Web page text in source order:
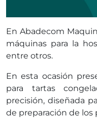
En Abadecom
máquinas para la
entre otros.
En esta ocasión
para tartas
precisión, diseñada
de preparación de los